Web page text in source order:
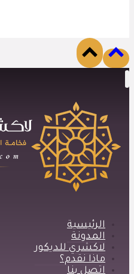
الرئيسية
المدونة
لاكشري للديكور
ماذا نقدم؟
اتصل بنا